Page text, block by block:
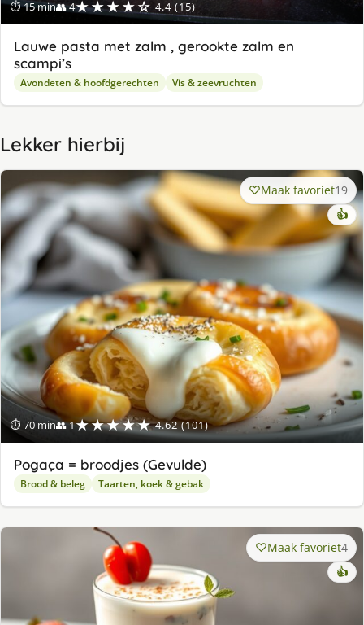
⏱ 15 min👥 4★★★★☆ 4.4 (15)
Lauwe pasta met zalm , gerookte zalm en
scampi’s
Avondeten & hoofdgerechten Vis & zeevruchten
Lekker hierbij
⏱ 70 min👥 1★★★★★ 4.62 (101)
Maak favoriet19
👍
Pogaça = broodjes (Gevulde)
Brood & beleg Taarten, koek & gebak
Maak favoriet4
👍